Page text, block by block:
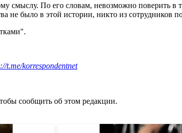
смыслу. По его словам, невозможно поверить в
не было в этой истории, никто из сотрудников
t.me/korrespondentnet
сообщить об этом редакции.